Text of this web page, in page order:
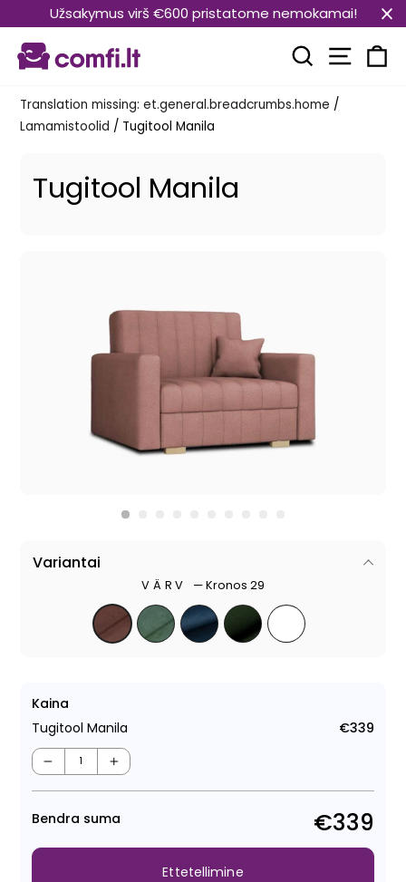
Translation
missing:
et.general.accessibility.skip_to_content
Užsakymus virš €600 pristatome nemokamai!
Translation
Translation missing: et.general.breadcrumbs.home /
Lamamistoolid / Tugitool Manila
Tugitool Manila
Variantai
VÄRV —Kronos 29
Kaina
Tugitool Manila
€339
− +
Bendra suma €339
Ettetellimine